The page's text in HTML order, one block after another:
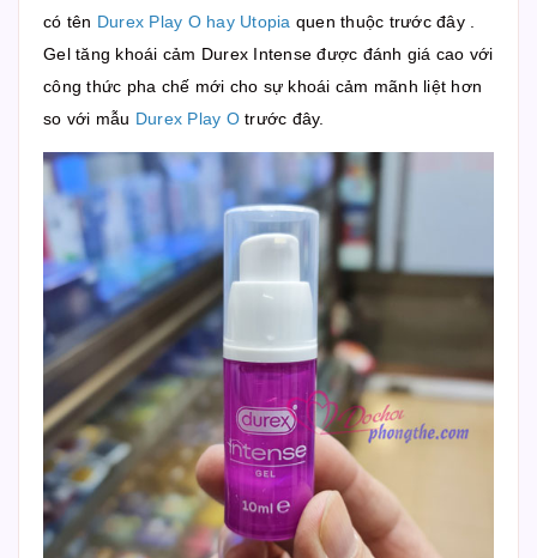
có tên Durex Play O hay Utopia quen thuộc trước đây .
Gel tăng khoái cảm Durex Intense được đánh giá cao với
công thức pha chế mới cho sự khoái cảm mãnh liệt hơn
so với mẫu Durex Play Otrước đây.